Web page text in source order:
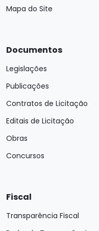
Mapa do Site
Documentos
Legislações
Publicações
Contratos de Licitação
Editais de Licitação
Obras
Concursos
Fiscal
Transparência Fiscal